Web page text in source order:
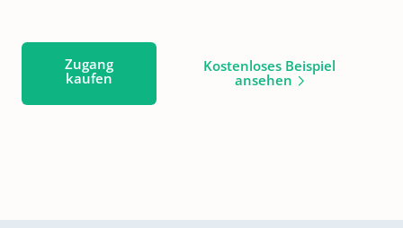
Zugang
kaufen
Kostenloses Beispiel
ansehen